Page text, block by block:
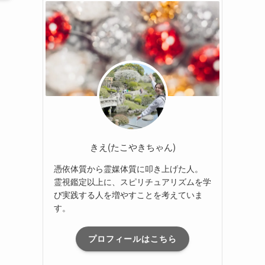
きえ(たこやきちゃん)
憑依体質から霊媒体質に叩き上げた人。
霊視鑑定以上に、スピリチュアリズムを学
び実践する人を増やすことを考えていま
す。
プロフィールはこちら